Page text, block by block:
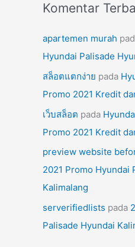
Komentar
apartemen murah
Hyundai Palisade
สล็อตแตกง่าย pada
Promo 2021 Kredit
เว็บสล็อต pada
Promo 2021 Kredit
preview website
2021 Promo Hyundai
Kalimalang
serverifiedlists pada
Palisade Hyundai